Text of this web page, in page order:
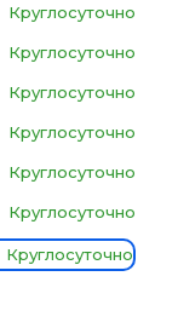
Круглосуточно
Круглосуточно
Круглосуточно
Круглосуточно
Круглосуточно
Круглосуточно
Круглосуточно